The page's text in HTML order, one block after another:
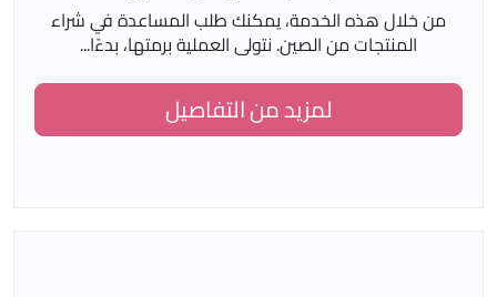
من خلال هذه الخدمة، يمكنك طلب المساعدة في شراء
المنتجات من الصين. نتولى العملية برمتها، بدءًا...
لمزيد من التفاصيل